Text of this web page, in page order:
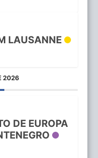
LAUSANNE
2026
DE EUROPA